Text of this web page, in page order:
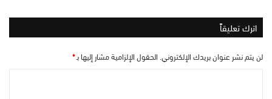
اترك تعليقاً
لن يتم نشر عنوان بريدك الإلكتروني. الحقول الإلزامية مشار إليها بـ*